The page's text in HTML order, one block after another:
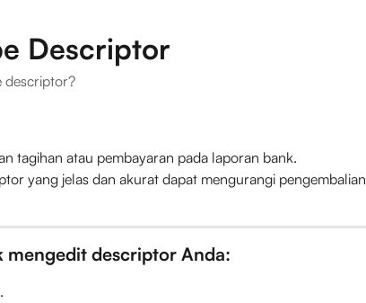
Descriptor
descriptor?
tagihan atau pembayaran pada laporan bank.
yang jelas dan akurat dapat mengurangi pengembalian
descriptor Anda:
.